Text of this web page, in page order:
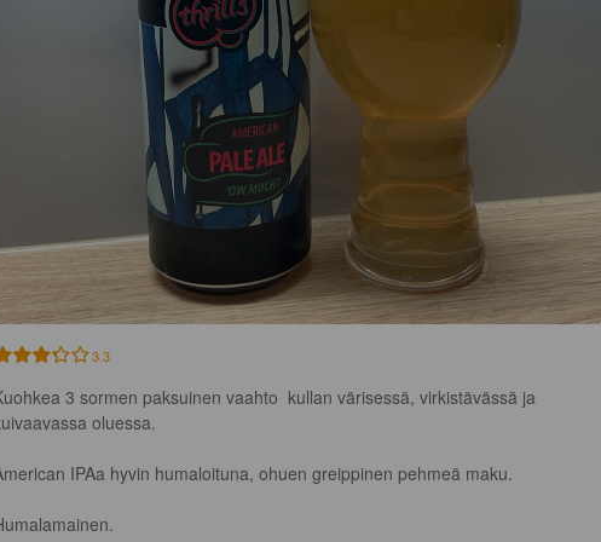
3.3
3 sormen paksuinen vaahto  kullan värisessä, virkistävässä ja
oluessa.
IPAa hyvin humaloituna, ohuen greippinen pehmeä maku.